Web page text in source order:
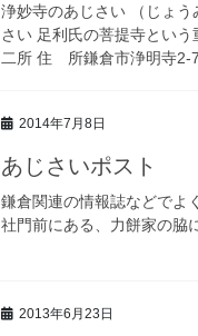
浄妙寺のあじさい （じょ
さい 足利氏の菩提寺とい
二所 住 所鎌倉市浄明寺
2014年7月8日
あじさいポスト
鎌倉関連の情報誌などでよ
社門前にある、力餅家の脇
2013年6月23日